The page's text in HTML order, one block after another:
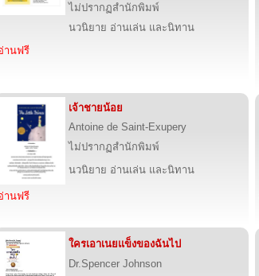
ไม่ปรากฏสำนักพิมพ์
นวนิยาย อ่านเล่น และนิทาน
านฟรี
เจ้าชายน้อย
Antoine de Saint-Exupery
ไม่ปรากฏสำนักพิมพ์
นวนิยาย อ่านเล่น และนิทาน
านฟรี
ใครเอาเนยแข็งของฉันไป
Dr.Spencer Johnson